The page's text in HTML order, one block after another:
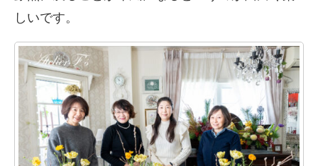
しいです。